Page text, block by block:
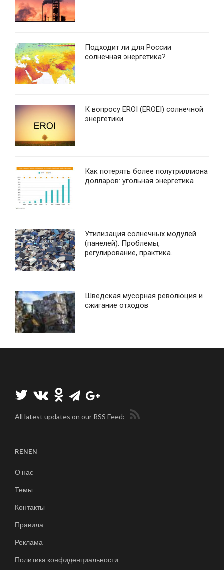
Подходит ли для России
солнечная энергетика?
К вопросу EROI (EROEI) солнечной
энергетики
Как потерять более полутриллиона
долларов: угольная энергетика
Утилизация солнечных модулей
(панелей). Проблемы,
регулирование, практика.
Шведская мусорная революция и
сжигание отходов
All latest updates on our RSS Feed:
RENEN
О нас
Темы
Контакты
Правила
Реклама
Политика конфиденциальности